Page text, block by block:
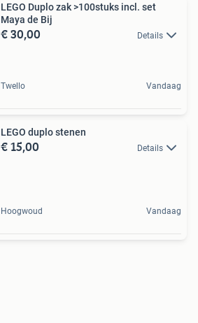
LEGO Duplo zak >100stuks incl. set
Maya de Bij
€ 30,00 Details
Twello Vandaag
LEGO duplo stenen
€ 15,00 Details
Hoogwoud Vandaag